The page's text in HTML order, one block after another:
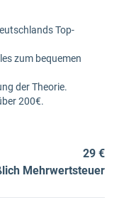
Top-
zum bequemen
der Theorie.
200€.
29 €
Mehrwertsteuer